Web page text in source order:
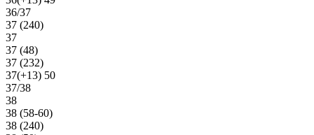
36/37
37 (240)
37
37 (48)
37 (232)
37(+13) 50
37/38
38
38 (58-60)
38 (240)